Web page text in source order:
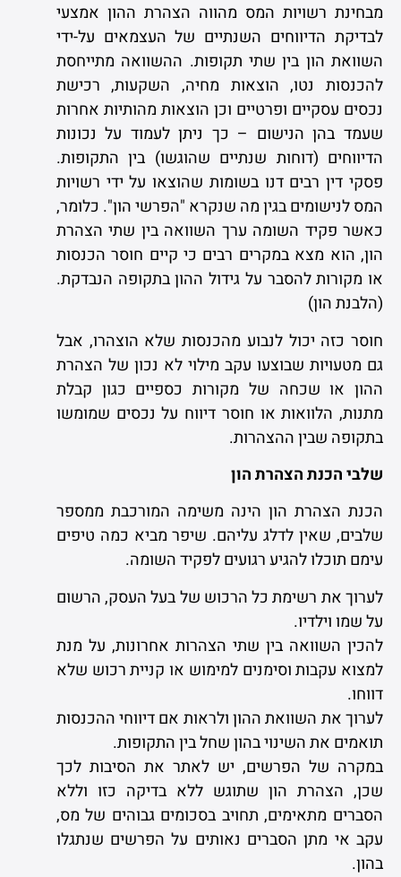
מבחינת רשויות המס מהווה הצהרת ההון אמצעי
לבדיקת הדיווחים השנתיים של העצמאים על-ידי
השוואת הון בין שתי תקופות. ההשוואה מתייחסת
להכנסות נטו, הוצאות מחיה, השקעות, רכישת
נכסים עסקיים ופרטיים וכן הוצאות מהותיות אחרות
שעמד בהן הנישום – כך ניתן לעמוד על נכונות
הדיווחים (דוחות שנתיים שהוגשו) בין התקופות.
פסקי דין רבים דנו בשומות שהוצאו על ידי רשויות
המס לנישומים בגין מה שנקרא "הפרשי הון". כלומר,
כאשר פקיד השומה ערך השוואה בין שתי הצהרת
הון, הוא מצא במקרים רבים כי קיים חוסר הכנסות
או מקורות להסבר על גידול ההון בתקופה הנבדקת.
(הלבנת הון)
חוסר כזה יכול לנבוע מהכנסות שלא הוצהרו, אבל
גם מטעויות שבוצעו עקב מילוי לא נכון של הצהרת
ההון או שכחה של מקורות כספיים כגון קבלת
מתנות, הלוואות או חוסר דיווח על נכסים שמומשו
בתקופה שבין ההצהרות.
שלבי הכנת הצהרת הון
הכנת הצהרת הון הינה משימה המורכבת ממספר
שלבים, שאין לדלג עליהם. שיפר מביא כמה טיפים
עימם תוכלו להגיע רגועים לפקיד השומה.
לערוך את רשימת כל הרכוש של בעל העסק, הרשום
על שמו וילדיו.
להכין השוואה בין שתי הצהרות אחרונות, על מנת
למצוא עקבות וסימנים למימוש או קניית רכוש שלא
דווחו.
לערוך את השוואת ההון ולראות אם דיווחי ההכנסות
תואמים את השינוי בהון שחל בין התקופות.
במקרה של הפרשים, יש לאתר את הסיבות לכך
שכן, הצהרת הון שתוגש ללא בדיקה כזו וללא
הסברים מתאימים, תחויב בסכומים גבוהים של מס,
עקב אי מתן הסברים נאותים על הפרשים שנתגלו
בהון.